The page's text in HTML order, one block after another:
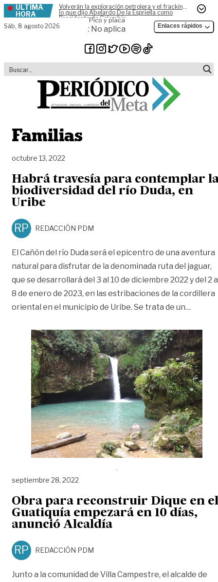
Skip to content
ÚLTIMA
HORA
Volverán la exploración petrolera y el fracking,
lo que dijo Abelardo De la Espriella como
Presidente de Colombia
Sáb, 8 agosto 2026
Pico y placa
: No aplica Enlaces rápidos
Familias
octubre 13, 2022
Habrá travesía para contemplar
biodiversidad del río Duda, en
Uribe
RP REDACCIÓN PDM
El Cañón del río Duda será el epicentro de una aventura
natural para disfrutar de la denominada ruta del jaguar,
que se desarrollará del 3 al 10 de diciembre 2022 y del 2
8 de enero de 2023, en las estribaciones de la cordillera
oriental en el municipio de Uribe. Se trata de un…
septiembre 28, 2022
Obra para reconstruir Dique en el
Guatiquía empezará en 10 días,
anunció Alcaldía
RP REDACCIÓN PDM
Junto a la comunidad de Villa Campestre, el alcalde de